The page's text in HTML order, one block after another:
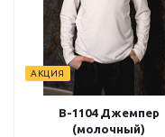
АКЦИЯ
В-1104 Джемпер
(молочный)